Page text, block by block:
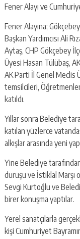
Fener Alayı ve
Fener Alayına;
Başkan Yardımcısı Ali
Aytaş, CHP Gökçebey
Üyesi Hasan Tülübaş,
AK Parti İl Genel Meclis
temsilcileri,
katıldı.
Yıllar sonra Belediye
katılan yüzlerce
alkışlar arasında yeni
Yine Belediye
duruşu ve İstiklal Marşı
Sevgi Kurtoğlu ve
birer konuşma yaptılar.
Yerel sanatçılarla
kişi Cumhuriyet